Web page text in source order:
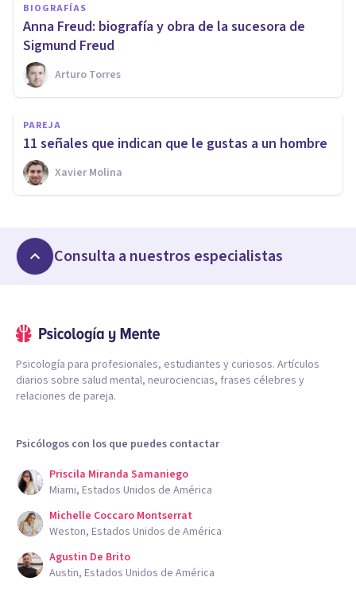
BIOGRAFÍAS
​Anna Freud: biografía y obra de la sucesora de
Sigmund Freud
Arturo Torres
PAREJA
11 señales que indican que le gustas a un hombre
Xavier Molina
Consulta a nuestros especialistas
Psicología para profesionales, estudiantes y curiosos. Artículos
diarios sobre salud mental, neurociencias, frases célebres y
relaciones de pareja.
Psicólogos con los que puedes contactar
Priscila Miranda Samaniego
Miami, Estados Unidos de América
Michelle Coccaro Montserrat
Weston, Estados Unidos de América
Agustin De Brito
Austin, Estados Unidos de América